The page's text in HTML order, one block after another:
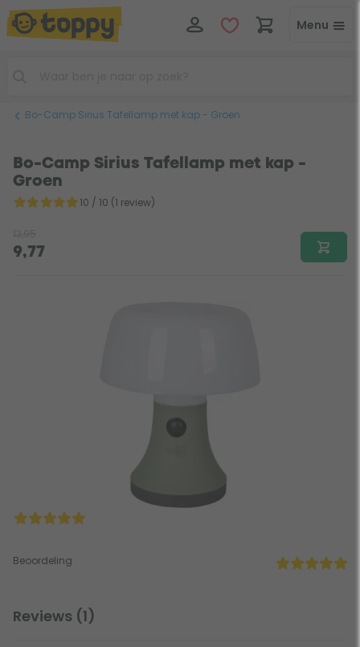
Menu
Bo-Camp Sirius Tafellamp met kap - Groen
Bo-Camp Sirius Tafellamp met kap -
Groen
10 / 10 (1 review)
9,77
Beoordeling
Reviews (1)